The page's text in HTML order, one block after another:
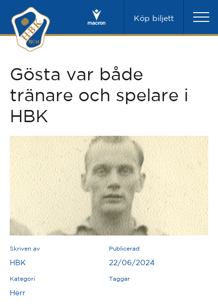
Köp biljett
Gösta var både
tränare och spelare i
HBK
Skriven av
HBK
Publicerad
22/06/2024
Kategori
Herr
Taggar